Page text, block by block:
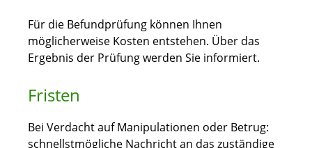
Für die Befundprüfung können Ihnen
möglicherweise Kosten entstehen. Über das
Ergebnis der Prüfung werden Sie informiert.
Fristen
Bei Verdacht auf Manipulationen oder Betrug:
schnellstmögliche Nachricht an das zuständige